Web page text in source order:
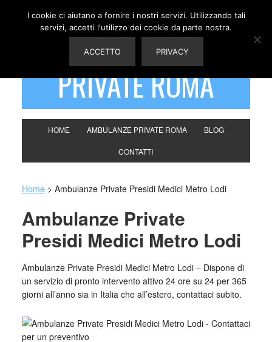
AMBULANZE
PRIVATE ROMA
HOME AMBULANZE PRIVATE ROMA BLOG
CONTATTI
Home > Ambulanze Private Presidi Medici Metro Lodi
Ambulanze Private
Presidi Medici Metro Lodi
Ambulanze Private Presidi Medici Metro Lodi – Dispone di
un servizio di pronto intervento attivo 24 ore su 24 per 365
giorni all’anno sia in Italia che all’estero, contattaci subito.
I cookie ci aiutano a fornire i nostri servizi. Utilizzando tali
servizi, accetti l'utilizzo dei cookie da parte nostra.
ACCETTO PRIVACY